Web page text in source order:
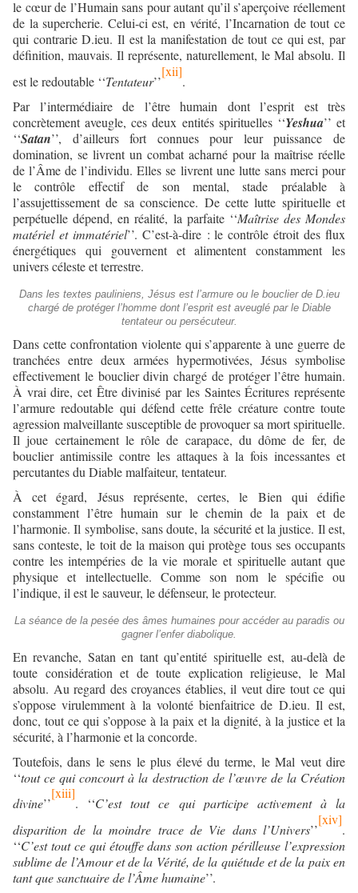
le cœur de l’Humain sans pour autant qu’il s’aperçoive réellement
de la supercherie. Celui-ci est, en vérité, l’Incarnation de tout ce
qui contrarie D.ieu. Il est la manifestation de tout ce qui est, par
définition, mauvais. Il représente, naturellement, le Mal absolu. Il
est le redoutable ‘‘Tentateur’’
[xii]
.
Par l’intermédiaire de l’être humain dont l’esprit est très
concrètement aveugle, ces deux entités spirituelles ‘‘Yeshua’’ et
‘‘Satan’’, d’ailleurs fort connues pour leur puissance de
domination, se livrent un combat acharné pour la maîtrise réelle
de l’Âme de l’individu. Elles se livrent une lutte sans merci pour
le contrôle effectif de son mental, stade préalable à
l’assujettissement de sa conscience. De cette lutte spirituelle et
perpétuelle dépend, en réalité, la parfaite ‘‘Maîtrise des Mondes
matériel et immatériel’’. C’est-à-dire : le contrôle étroit des flux
énergétiques qui gouvernent et alimentent constamment les
univers céleste et terrestre.
Dans les textes pauliniens, Jésus est l’armure ou le bouclier de D.ieu
chargé de protéger l’homme dont l’esprit est aveuglé par le Diable
tentateur ou persécuteur.
Dans cette confrontation violente qui s’apparente à une guerre de
tranchées entre deux armées hypermotivées, Jésus symbolise
effectivement le bouclier divin chargé de protéger l’être humain.
À vrai dire, cet Être divinisé par les Saintes Écritures représente
l’armure redoutable qui défend cette frêle créature contre toute
agression malveillante susceptible de provoquer sa mort spirituelle.
Il joue certainement le rôle de carapace, du dôme de fer, de
bouclier antimissile contre les attaques à la fois incessantes et
percutantes du Diable malfaiteur, tentateur.
À cet égard, Jésus représente, certes, le Bien qui édifie
constamment l’être humain sur le chemin de la paix et de
l’harmonie. Il symbolise, sans doute, la sécurité et la justice. Il est,
sans conteste, le toit de la maison qui protège tous ses occupants
contre les intempéries de la vie morale et spirituelle autant que
physique et intellectuelle. Comme son nom le spécifie ou
l’indique, il est le sauveur, le défenseur, le protecteur.
La séance de la pesée des âmes humaines pour accéder au paradis ou
gagner l’enfer diabolique.
En revanche, Satan en tant qu’entité spirituelle est, au-delà de
toute considération et de toute explication religieuse, le Mal
absolu. Au regard des croyances établies, il veut dire tout ce qui
s’oppose virulemment à la volonté bienfaitrice de D.ieu. Il est,
donc, tout ce qui s’oppose à la paix et la dignité, à la justice et la
sécurité, à l’harmonie et la concorde.
Toutefois, dans le sens le plus élevé du terme, le Mal veut dire
‘‘tout ce qui concourt à la destruction de l’œuvre de la Création
divine’’
[xiii]
. ‘‘C’est tout ce qui participe activement à la
disparition de la moindre trace de Vie dans l’Univers’’
[xiv]
.
‘‘C’est tout ce qui étouffe dans son action périlleuse l’expression
sublime de l’Amour et de la Vérité, de la quiétude et de la paix en
tant que sanctuaire de l’Âme humaine’’.